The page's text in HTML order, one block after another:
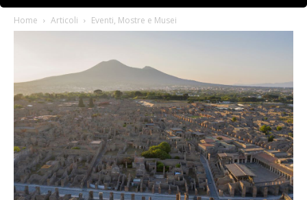
Home Articoli Eventi, Mostre e Musei